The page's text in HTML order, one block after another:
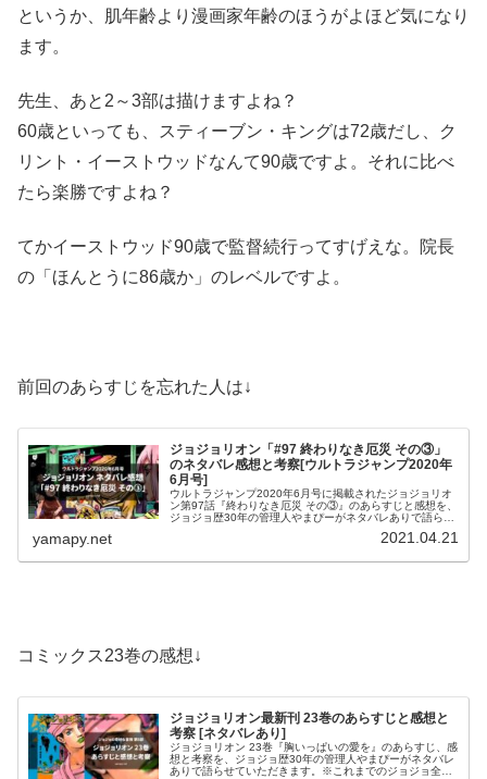
というか、肌年齢より漫画家年齢のほうがよほど気になり
ます。
先生、あと2～3部は描けますよね？
60歳といっても、スティーブン・キングは72歳だし、ク
リント・イーストウッドなんて90歳ですよ。それに比べ
たら楽勝ですよね？
てかイーストウッド90歳で監督続行ってすげえな。院長
の「ほんとうに86歳か」のレベルですよ。
前回のあらすじを忘れた人は↓
ジョジョリオン「#97 終わりなき厄災 その③」
のネタバレ感想と考察[ウルトラジャンプ2020年
6月号]
ウルトラジャンプ2020年6月号に掲載されたジョジョリオ
ン第97話『終わりなき厄災 その③』のあらすじと感想を、
ジョジョ歴30年の管理人やまぴーがネタバレありで語らせ
yamapy.net 2021.04.21
コミックス23巻の感想↓
ジョジョリオン最新刊 23巻のあらすじと感想と
考察 [ネタバレあり]
ジョジョリオン 23巻『胸いっぱいの愛を』のあらすじ、感
想と考察を、ジョジョ歴30年の管理人やまぴーがネタバレ
ありで語らせていただきます。※これまでのジョジョ全般